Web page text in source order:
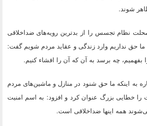
شوند.
نظام تجسس را از بدترین رویه‌های ضداخلاقی
ما حق نداریم وارد زندگی و عقاید مردم شویم گفت:
بفهمیم، چه برسد به آن که آن را افشاء کنیم.
به اینکه ما حق شنود در منازل و ماشین‌های مردم
را خطایی بزرگ عنوان کرد و افزود: به اسم امنیت
همه اینها ضداخلاقی است.